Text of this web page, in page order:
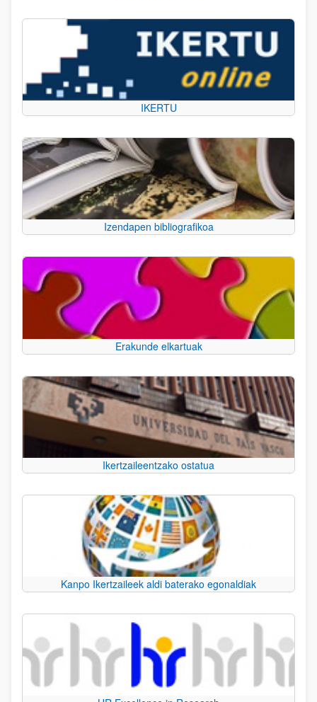
IKERTU
Izendapen bibliografikoa
Erakunde elkartuak
Ikertzaileentzako ostatua
Kanpo Ikertzaileek aldi baterako egonaldiak